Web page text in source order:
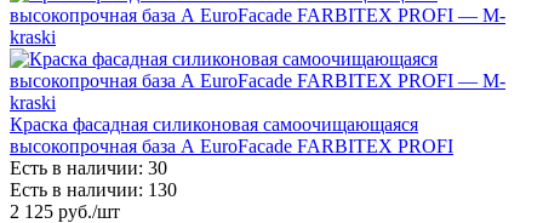
Краска фасадная силиконовая самоочищающаяся
высокопрочная база А EuroFacade FARBITEX PROFI
Есть в наличии: 30
Есть в наличии: 130
2 125 руб./шт